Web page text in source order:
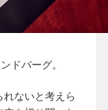
ドバーグ。
ないと考えら